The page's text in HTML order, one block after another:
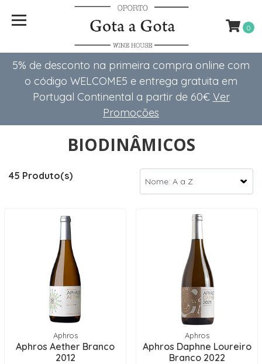
5% de desconto na primeira compra online com
o código WELCOME5 e entrega gratuita em
Portugal Continental a partir de 60€ Ver
Promoções
0
BIODINÂMICOS
45 Produto(s)
Aphros
Aphros Aether Branco
2012
Aphros
Aphros Daphne Loureiro
Branco 2022